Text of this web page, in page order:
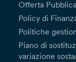
Offerta
Policy di
Politiche
Piano di
variazione